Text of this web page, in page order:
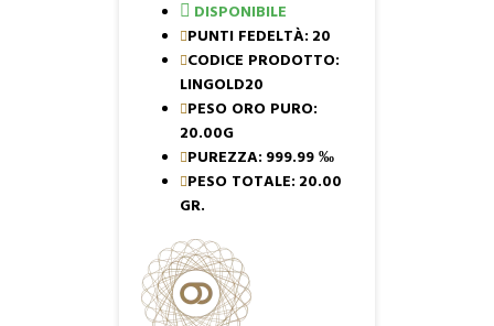
DISPONIBILE
PUNTI FEDELTÀ: 20
CODICE PRODOTTO:
LINGOLD20
PESO ORO PURO:
20.00G
PUREZZA: 999.99 ‰
PESO TOTALE: 20.00
GR.